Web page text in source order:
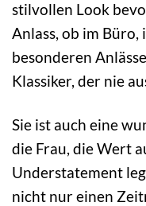
stilvollen Look
Anlass, ob im
besonderen
Klassiker, der nie
Sie ist auch eine
die Frau, die Wert
Understatement
nicht nur einen